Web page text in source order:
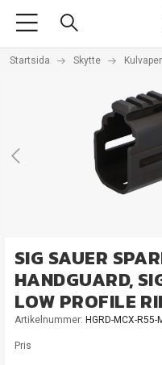
Startsida Skytte
SIG SAUER
HANDGUARD,
LOW PROFILE
Artikelnummer: HGRD-MCX-R55-
Pris